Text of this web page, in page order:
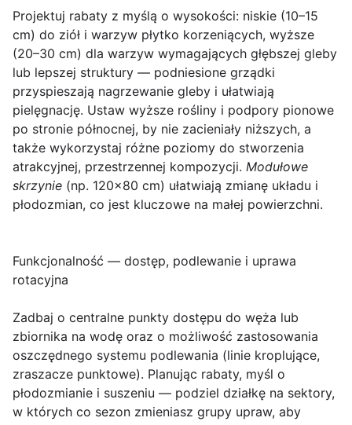
Projektuj rabaty z myślą o wysokości: niskie (10–15
cm) do ziół i warzyw płytko korzeniących, wyższe
(20–30 cm) dla warzyw wymagających głębszej gleby
lub lepszej struktury — podniesione grządki
przyspieszają nagrzewanie gleby i ułatwiają
pielęgnację. Ustaw wyższe rośliny i podpory pionowe
po stronie północnej, by nie zacieniały niższych, a
także wykorzystaj różne poziomy do stworzenia
atrakcyjnej, przestrzennej kompozycji. Modułowe
skrzynie (np. 120×80 cm) ułatwiają zmianę układu i
płodozmian, co jest kluczowe na małej powierzchni.
Funkcjonalność — dostęp, podlewanie i uprawa
rotacyjna
Zadbaj o centralne punkty dostępu do węża lub
zbiornika na wodę oraz o możliwość zastosowania
oszczędnego systemu podlewania (linie kroplujące,
zraszacze punktowe). Planując rabaty, myśl o
płodozmianie i suszeniu — podziel działkę na sektory,
w których co sezon zmieniasz grupy upraw, aby